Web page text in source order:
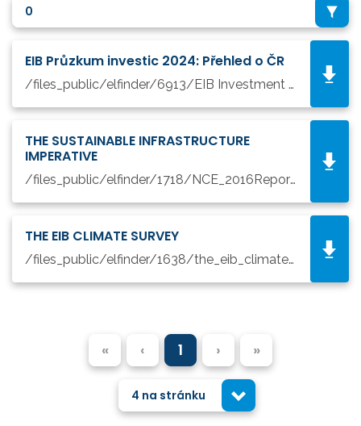
0
EIB Průzkum investic 2024: Přehled o ČR
/files_public/elfinder/6913/EIB Investment Survey 2024 Czech Republic.pdf
THE SUSTAINABLE INFRASTRUCTURE
IMPERATIVE
/files_public/elfinder/1718/NCE_2016Report.pdf
THE EIB CLIMATE SURVEY
/files_public/elfinder/1638/the_eib_climate_survey_2020_2021_en.pdf
« ‹ 1 › »
4 na stránku